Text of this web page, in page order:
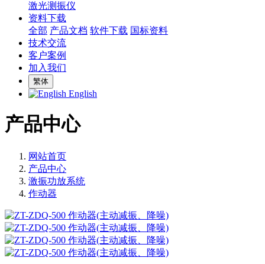
激光测振仪
资料下载
全部 产品文档 软件下载 国标资料
技术交流
客户案例
加入我们
繁体
English
产品中心
网站首页
产品中心
激振功放系统
作动器